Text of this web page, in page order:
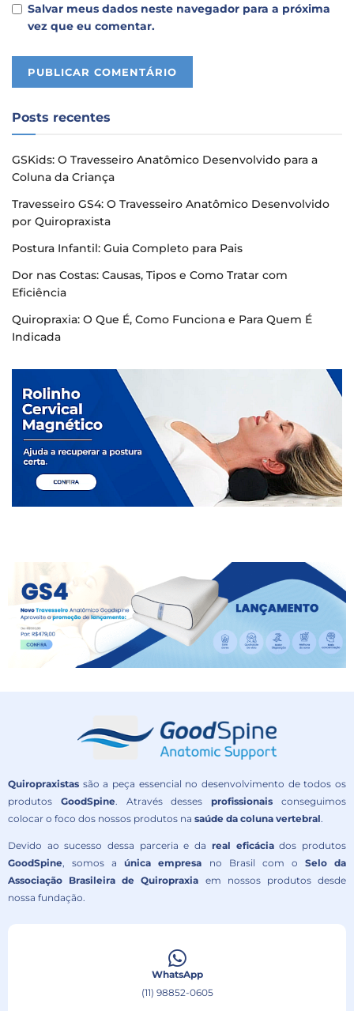
Salvar meus dados neste navegador para a próxima
vez que eu comentar.
Posts recentes
GSKids: O Travesseiro Anatômico Desenvolvido para a
Coluna da Criança
Travesseiro GS4: O Travesseiro Anatômico Desenvolvido
por Quiropraxista
Postura Infantil: Guia Completo para Pais
Dor nas Costas: Causas, Tipos e Como Tratar com
Eficiência
Quiropraxia: O Que É, Como Funciona e Para Quem É
Indicada
Quiropraxistas são a peça essencial no desenvolvimento de todos os
produtos GoodSpine. Através dessesprofissionais conseguimos
colocar o foco dos nossos produtos na saúde da coluna vertebral.
Devido ao sucesso dessa parceria e da real eficáciados produtos
GoodSpine, somos aúnica empresa no Brasil com o Selo da
Associação Brasileira de Quiropraxia em nossos produtos desde
nossa fundação.
WhatsApp
(11) 98852-0605